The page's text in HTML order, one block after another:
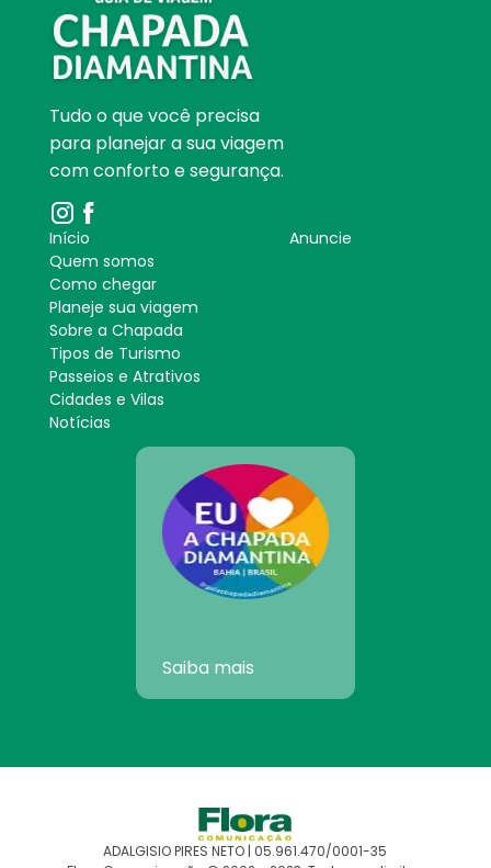
Tudo o que você precisa
para planejar a sua viagem
com conforto e segurança.
Início
Quem somos
Como chegar
Planeje sua viagem
Sobre a Chapada
Tipos de Turismo
Passeios e Atrativos
Cidades e Vilas
Notícias
Anuncie
Saiba mais
ADALGISIO PIRES NETO | 05.961.470/0001-35